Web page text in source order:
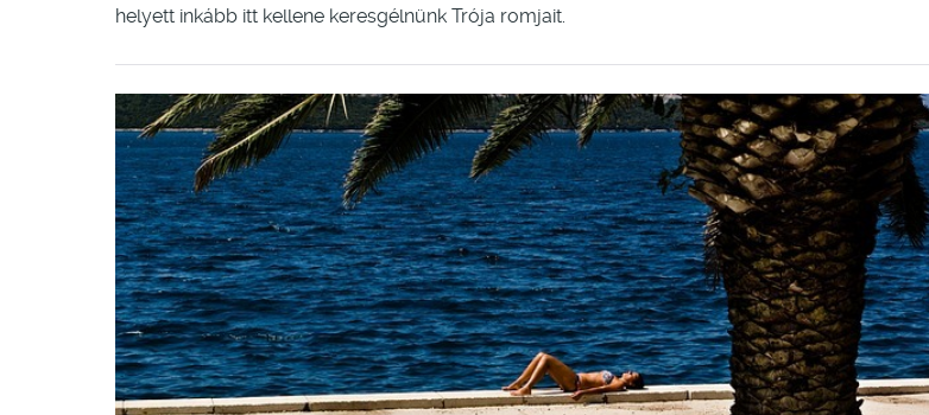
helyett inkább itt kellene keresgélnünk Trója romjait.